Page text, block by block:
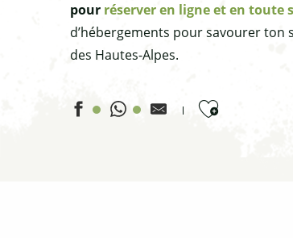
pour réserver en ligne et en toute
d’hébergements pour savourer ton
des Hautes-Alpes.
Ajouter aux